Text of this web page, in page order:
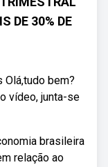
DE 30% DE
bem?
vídeo, junta-se
brasileira
relação ao